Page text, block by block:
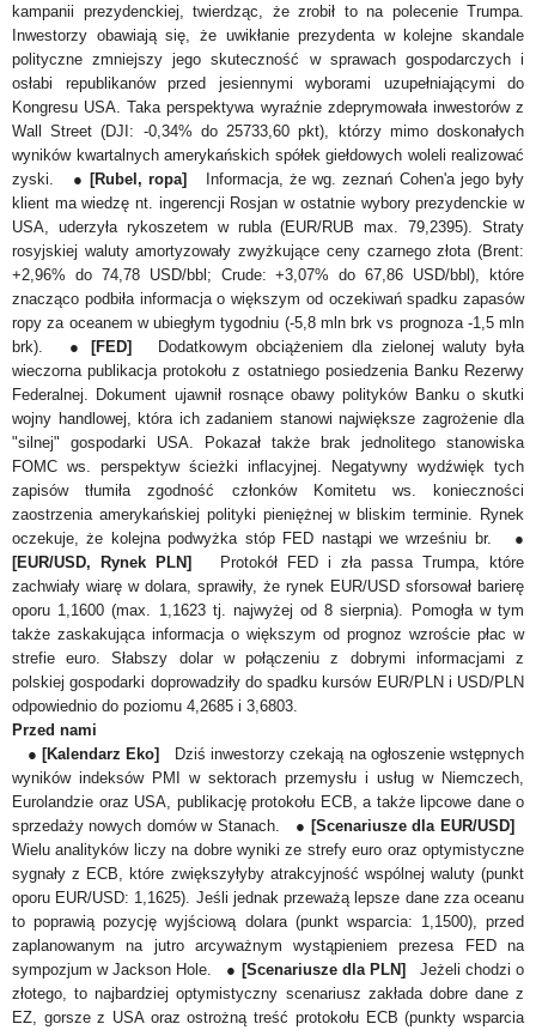
kampanii prezydenckiej, twierdząc, że zrobił to na polecenie Trumpa.
Inwestorzy obawiają się, że uwikłanie prezydenta w kolejne skandale
polityczne zmniejszy jego skuteczność w sprawach gospodarczych i
osłabi republikanów przed jesiennymi wyborami uzupełniającymi do
Kongresu USA. Taka perspektywa wyraźnie zdeprymowała inwestorów z
Wall Street (DJI: -0,34% do 25733,60 pkt), którzy mimo doskonałych
wyników kwartalnych amerykańskich spółek giełdowych woleli realizować
zyski. ●[Rubel, ropa]
Informacja, że wg. zeznań Cohen'a jego były
klient ma wiedzę nt. ingerencji Rosjan w ostatnie wybory prezydenckie w
USA, uderzyła rykoszetem w rubla (EUR/RUB max. 79,2395). Straty
rosyjskiej waluty amortyzowały zwyżkujące ceny czarnego złota (Brent:
+2,96% do 74,78 USD/bbl; Crude: +3,07% do 67,86 USD/bbl), które
znacząco podbiła informacja o większym od oczekiwań spadku zapasów
ropy za oceanem w ubiegłym tygodniu (-5,8 mln brk vs prognoza -1,5 mln
brk). ●[FED] Dodatkowym obciążeniem dla zielonej waluty była
wieczorna publikacja protokołu z ostatniego posiedzenia Banku Rezerwy
Federalnej. Dokument ujawnił rosnące obawy polityków Banku o skutki
wojny handlowej, która ich zadaniem stanowi największe zagrożenie dla
"silnej" gospodarki USA. Pokazał także brak jednolitego stanowiska
FOMC ws. perspektyw ścieżki inflacyjnej. Negatywny wydźwięk tych
zapisów tłumiła zgodność członków Komitetu ws. konieczności
zaostrzenia amerykańskiej polityki pieniężnej w bliskim terminie. Rynek
oczekuje, że kolejna podwyżka stóp FED nastąpi we wrześniu br. ●
[EUR/USD, Rynek PLN] Protokół FED i zła passa Trumpa, które
zachwiały wiarę w dolara, sprawiły, że rynek EUR/USD sforsował barierę
oporu 1,1600 (max. 1,1623 tj. najwyżej od 8 sierpnia). Pomogła w tym
także zaskakująca informacja o większym od prognoz wzroście płac w
strefie euro. Słabszy dolar w połączeniu z dobrymi informacjami z
polskiej gospodarki doprowadziły do spadku kursów EUR/PLN i USD/PLN
odpowiednio do poziomu 4,2685 i 3,6803.
Przed nami
●[Kalendarz Eko] Dziś inwestorzy czekają na ogłoszenie wstępnych
wyników indeksów PMI w sektorach przemysłu i usług w Niemczech,
Eurolandzie oraz USA, publikację protokołu ECB, a także lipcowe dane o
sprzedaży nowych domów w Stanach. ● [Scenariusze dla EUR/USD]
Wielu analityków liczy na dobre wyniki ze strefy euro oraz optymistyczne
sygnały z ECB, które zwiększyłyby atrakcyjność wspólnej waluty (punkt
oporu EUR/USD: 1,1625). Jeśli jednak przeważą lepsze dane zza oceanu
to poprawią pozycję wyjściową dolara (punkt wsparcia: 1,1500), przed
zaplanowanym na jutro arcyważnym wystąpieniem prezesa FED na
sympozjum w Jackson Hole. ● [Scenariusze dla PLN]Jeżeli chodzi o
złotego, to najbardziej optymistyczny scenariusz zakłada dobre dane z
EZ, gorsze z USA oraz ostrożną treść protokołu ECB (punkty wsparcia